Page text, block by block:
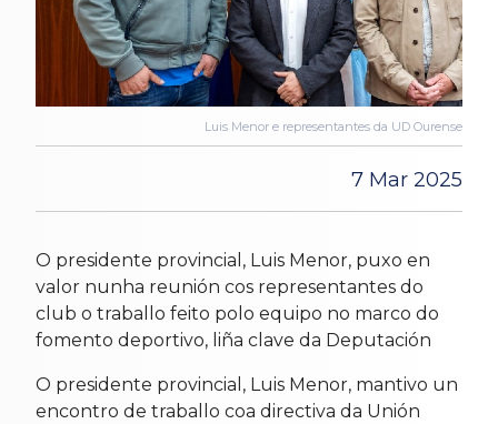
Luis Menor e representantes da UD Ourense
7 Mar 2025
O presidente provincial, Luis Menor, puxo en
valor nunha reunión cos representantes do
club o traballo feito polo equipo no marco do
fomento deportivo, liña clave da Deputación
O presidente provincial, Luis Menor, mantivo un
encontro de traballo coa directiva da Unión